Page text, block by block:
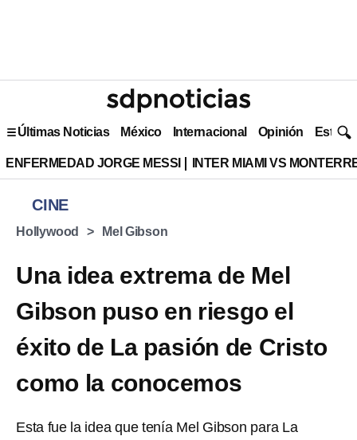
Últimas Noticias México Internacional Opinión Estilo
ENFERMEDAD JORGE MESSI INTER MIAMI VS
CINE
Hollywood Mel Gibson
Una idea extrema de Mel
Gibson puso en riesgo el
éxito de La pasión de Cristo
como la conocemos
Esta fue la idea que tenía Mel Gibson para La